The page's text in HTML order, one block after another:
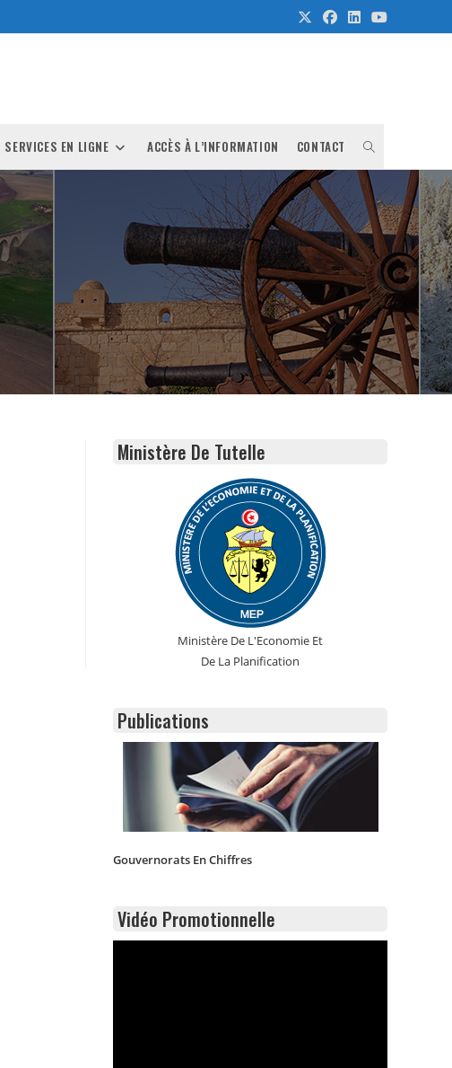
SERVICES EN LIGNE ACCÈS À L’INFORMATION CONTACT TOGGLE
WEBSITE
SEARCH
Ministère De Tutelle
Ministère De L'Economie Et
De La Planification
Publications
Gouvernorats En Chiffres
Vidéo Promotionnelle